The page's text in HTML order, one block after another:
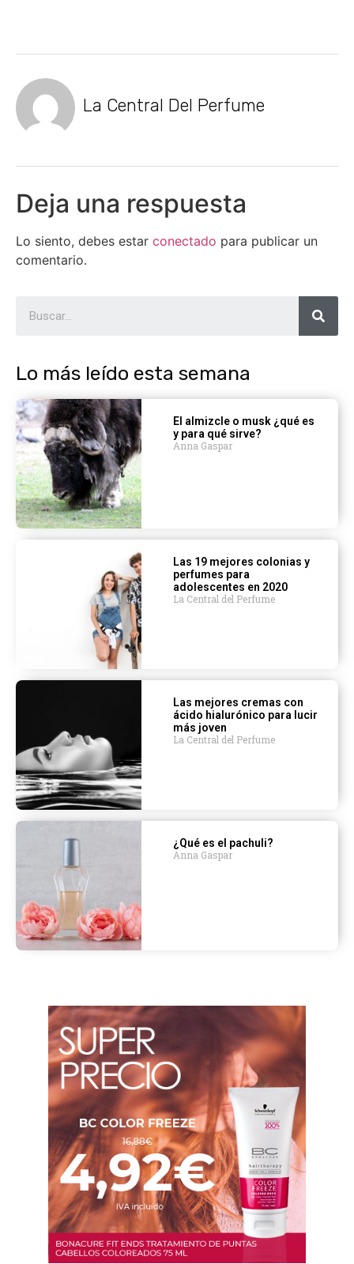
La Central Del Perfume
Deja una respuesta
Lo siento, debes estar conectado para publicar un
comentario.
Lo más leído esta semana
El almizcle o musk ¿qué es
y para qué sirve?
Anna Gaspar
Las 19 mejores colonias y
perfumes para
adolescentes en 2020
La Central del Perfume
Las mejores cremas con
ácido hialurónico para lucir
más joven
La Central del Perfume
¿Qué es el pachuli?
Anna Gaspar